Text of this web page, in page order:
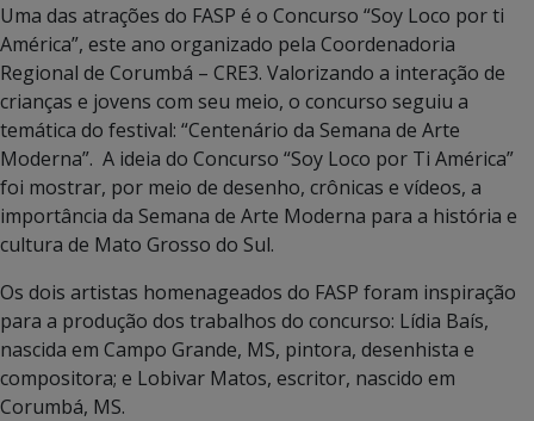
Uma das atrações do FASP é o Concurso “Soy Loco por ti
América”, este ano organizado pela Coordenadoria
Regional de Corumbá – CRE3. Valorizando a interação de
crianças e jovens com seu meio, o concurso seguiu a
temática do festival: “Centenário da Semana de Arte
Moderna”. A ideia do Concurso “Soy Loco por Ti América”
foi mostrar, por meio de desenho, crônicas e vídeos, a
importância da Semana de Arte Moderna para a história e
cultura de Mato Grosso do Sul.
Os dois artistas homenageados do FASP foram inspiração
para a produção dos trabalhos do concurso: Lídia Baís,
nascida em Campo Grande, MS, pintora, desenhista e
compositora; e Lobivar Matos, escritor, nascido em
Corumbá, MS.